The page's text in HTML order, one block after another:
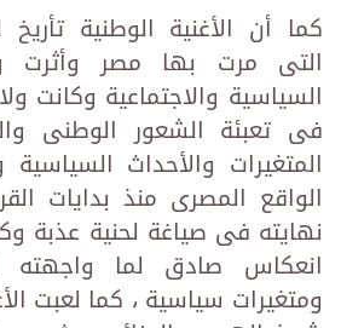
كما أن الأغنية الوطنية
التى مرت بها مصر وأثرت
السياسية والاجتماعية وكانت
فى تعبئة الشعور الوطنى
المتغيرات والأحداث
الواقع المصرى منذ بدايات
نهايته فى صياغة لحنية عذبة
انعكاس صادق لما واجهته
ومتغيرات سياسية ، كما لعبت